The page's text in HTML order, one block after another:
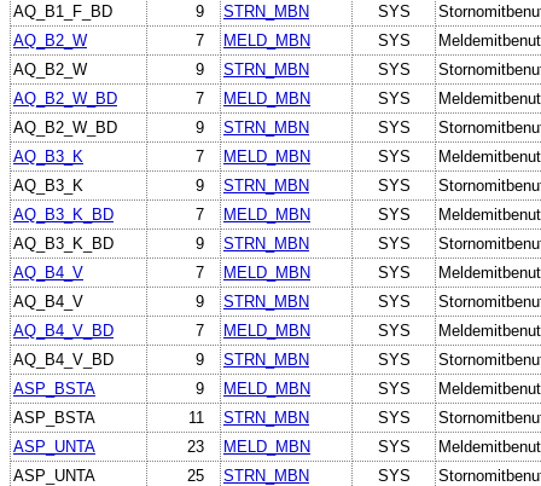
AQ_B1_F_BD
9 STRN_MBN SYS
AQ_B2_W
7 MELD_MBN SYS
AQ_B2_W
9 STRN_MBN SYS
AQ_B2_W_BD
7 MELD_MBN SYS
AQ_B2_W_BD
9 STRN_MBN SYS
AQ_B3_K
7 MELD_MBN SYS
AQ_B3_K
9 STRN_MBN SYS
AQ_B3_K_BD
7 MELD_MBN SYS
AQ_B3_K_BD
9 STRN_MBN SYS
AQ_B4_V
7 MELD_MBN SYS
AQ_B4_V
9 STRN_MBN SYS
AQ_B4_V_BD
7 MELD_MBN SYS
AQ_B4_V_BD
9 STRN_MBN SYS
ASP_BSTA
9 MELD_MBN SYS
ASP_BSTA
11 STRN_MBN SYS
ASP_UNTA
23 MELD_MBN SYS
ASP_UNTA
25 STRN_MBN SYS